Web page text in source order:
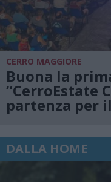
CERRO MAGGIORE
Buona la
“CerroEstate
partenza per
DALLA HOME